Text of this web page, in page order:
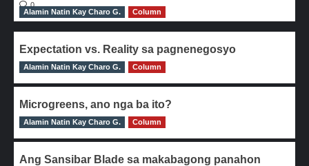
0
Alamin Natin Kay Charo G.
Column
Expectation vs. Reality sa pagnenegosyo
0
Alamin Natin Kay Charo G. Column
Microgreens, ano nga ba ito?
0
Alamin Natin Kay Charo G. Column
Ang Sansibar Blade sa makabagong panahon